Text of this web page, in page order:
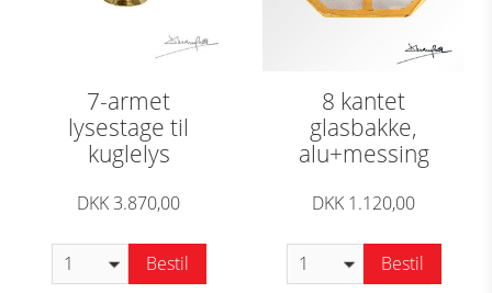
7-armet
lysestage til
kuglelys
DKK 3.870,00
Bestil
8 kantet
glasbakke,
alu+messing
DKK 1.120,00
Bestil